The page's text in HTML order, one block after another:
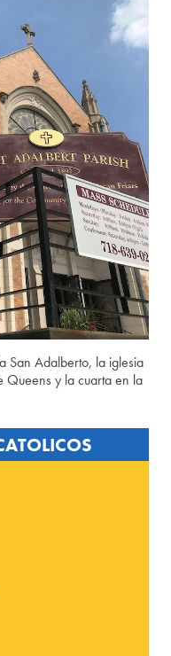
San Adalberto, la iglesia
Queens y la cuarta en la